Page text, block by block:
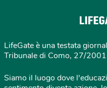
LifeGate è una testata
Tribunale di Como, 27/2001
Siamo il luogo dove